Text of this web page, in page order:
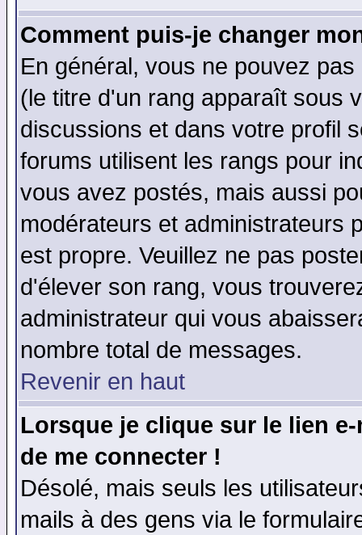
Comment puis-je changer
En général, vous ne pouvez
(le titre d'un rang apparaît sous
discussions et dans votre profil
forums utilisent les rangs pour
vous avez postés, mais aussi
modérateurs et administrateurs
est propre. Veuillez ne pas
d'élever son rang, vous
administrateur qui vous
nombre total de messages.
Revenir en haut
Lorsque je clique sur le lien
de me connecter !
Désolé, mais seuls les
mails à des gens via le